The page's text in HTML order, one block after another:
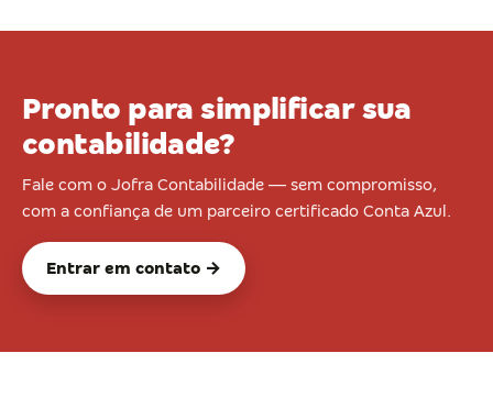
Pronto para simplificar sua
contabilidade?
Fale com o Jofra Contabilidade — sem compromisso,
com a confiança de um parceiro certificado Conta Azul.
Entrar em contato →